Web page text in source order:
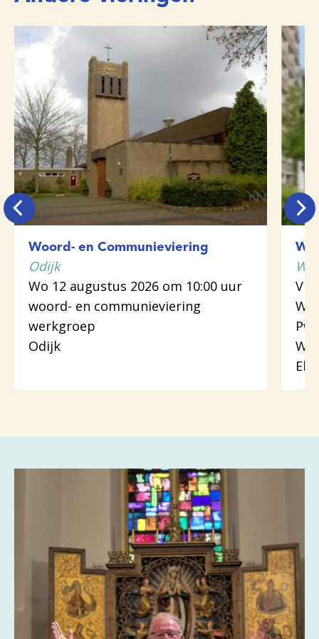
Woord- en Communieviering
Odijk
Wo 12 augustus 2026 om 10:00 uur
woord- en communieviering
werkgroep
Odijk
Vr